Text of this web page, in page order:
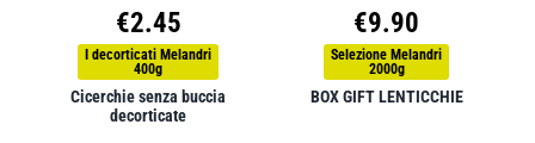
€2.45
I decorticati Melandri
400g
Cicerchie senza buccia
decorticate
€9.90
Selezione Melandri
2000g
BOX GIFT LENTICCHIE